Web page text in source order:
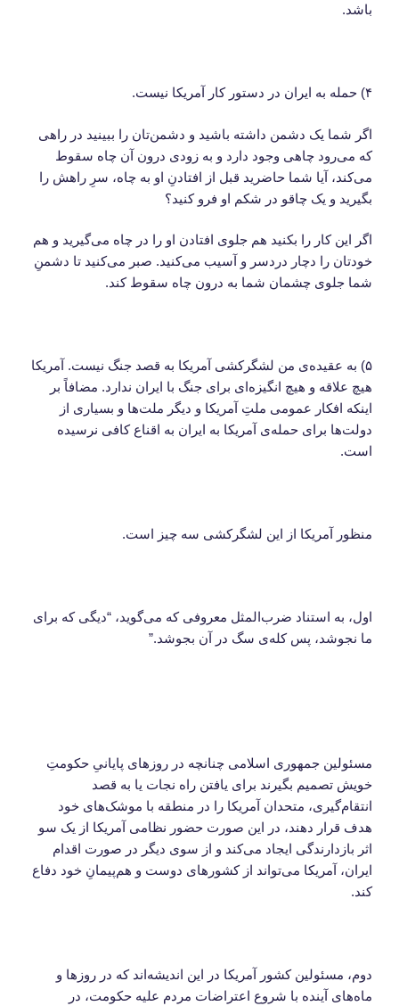
باشد.
۴) حمله به ایران در دستور کار آمریکا نیست.
اگر شما یک دشمن داشته باشید و دشمن‌تان را ببینید در راهی
که می‌رود چاهی وجود دارد و به زودی درون آن چاه سقوط
می‌کند، آیا شما حاضرید قبل از افتادنِ او به چاه، سرِ راهش را
بگیرید و یک چاقو در شکم او فرو کنید؟
اگر این کار را بکنید هم جلوی افتادن او را در چاه می‌گیرید و هم
خودتان را دچار دردسر و آسیب می‌کنید. صبر می‌کنید تا دشمنِ
شما جلوی چشمان شما به درون چاه سقوط کند.
۵) به عقیده‌ی من لشگرکشی آمریکا به قصد جنگ نیست. آمریکا
هیچ علاقه و هیچ انگیزه‌ای برای جنگ با ایران ندارد. مضافاً بر
اینکه افکار عمومی ملتِ آمریکا و دیگر ملت‌ها و بسیاری از
دولت‌ها برای حمله‌ی آمریکا به ایران به اقناع کافی نرسیده
است.
منظور آمریکا از این لشگرکشی سه چیز است.
اول، به استناد ضرب‌المثل معروفی که می‌گوید، “دیگی که برای
ما نجوشد، پس کله‌ی سگ در آن بجوشد.”
مسئولین جمهوری اسلامی چنانچه در روزهای پایانیِ حکومتِ
خویش تصمیم بگیرند برای یافتن راه نجات یا به قصد
انتقام‌گیری، متحدان آمریکا را در منطقه با موشک‌های خود
هدف قرار دهند، در این صورت حضور نظامی آمریکا از یک سو
اثر بازدارندگی ایجاد ‌می‌کند و از سوی دیگر در صورت اقدام
ایران، آمریکا می‌تواند از کشورهای دوست و هم‌پیمانِ خود دفاع
کند.
دوم، مسئولین کشور آمریکا در این اندیشه‌اند که در روزها و
ماه‌های آینده با شروع اعتراضات مردم علیه حکومت، در